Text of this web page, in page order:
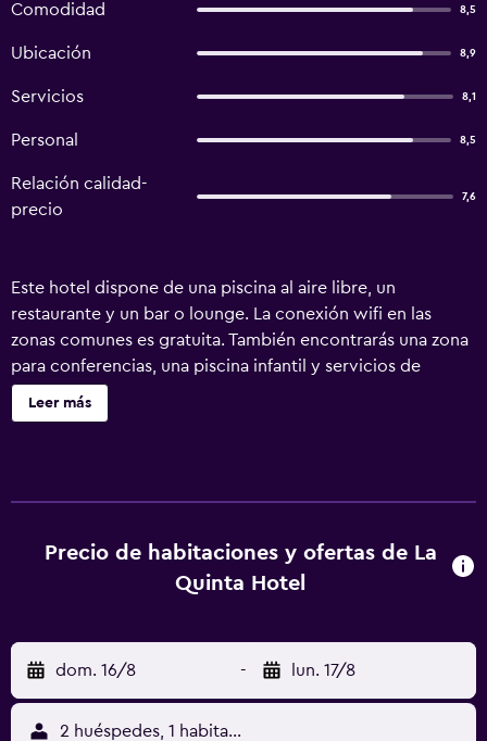
Comodidad 8,5
Ubicación 8,9
Servicios 8,1
Personal 8,5
Relación calidad-
precio
7,6
Este hotel dispone de una piscina al aire libre, un
restaurante y un bar o lounge. La conexión wifi en las
zonas comunes es gratuita. También encontrarás una zona
para conferencias, una piscina infantil y servicios de
conserjería. La Quinta Hotel ofrece 112 alojamientos con
aire acondicionado, caja fuerte y secador de pelo. Se
aire libre y piscina infantil.
Leer más
Precio de habitaciones y ofertas de La
Quinta Hotel
dom. 16/8 - lun. 17/8
2 huéspedes, 1 habitación